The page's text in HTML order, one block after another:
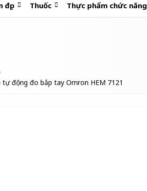
đẹp Thuốc Thực phẩm chức năng
động đo bắp tay Omron HEM 7121